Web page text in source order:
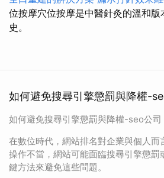
位按摩穴位按摩是中醫針灸的溫和版
史。
如何避免搜尋引擎懲罰與降權-
如何避免搜尋引擎懲罰與降權-seo公司
在數位時代，網站排名對企業與個人而
操作不當，網站可能面臨搜尋引擎懲罰
鍵方法來避免這些問題。